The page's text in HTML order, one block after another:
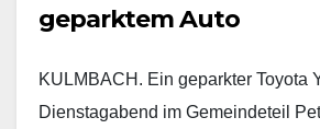
geparktem Auto
KULMBACH. Ein geparkter Toyota
Dienstagabend im Gemeindeteil